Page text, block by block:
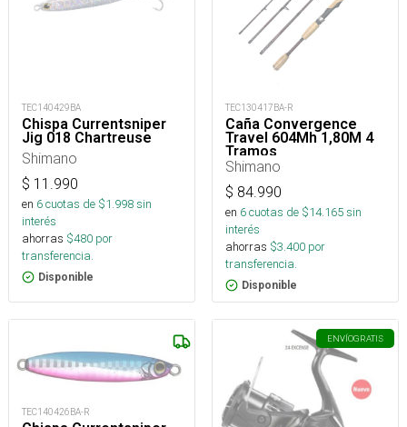
TEC140429BA
Chispa Currentsniper
Jig 018 Chartreuse
Shimano
$ 11.990
en 6cuotas de $1.998sin
interés
ahorras $480 por
transferencia.
Disponible
TEC130417BA-R
Caña Convergence
Travel 604Mh 1,80M 4
Tramos
Cvs60mh4saco_
Shimano
$ 84.990
en 6cuotas de $14.165sin
interés
ahorras $3.400 por
transferencia.
Disponible
TEC140426BA-R
ENVÍOGRATIS